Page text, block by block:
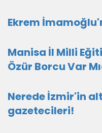
Ekrem
Manisa İl Milli
Özür Borcu Var
Nerede İzmir'in
gazetecileri!